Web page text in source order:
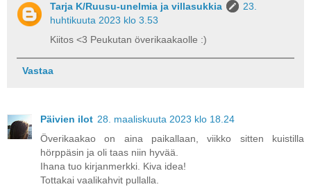
Tarja K/Ruusu-unelmia ja villasukkia
23.
huhtikuuta 2023 klo 3.53
Kiitos <3 Peukutan överikaakaolle :)
Vastaa
Päivien ilot 28. maaliskuuta 2023 klo 18.24
Överikaakao on aina paikallaan, viikko sitten kuistilla
hörppäsin ja oli taas niin hyvää.
Ihana tuo kirjanmerkki. Kiva idea!
Tottakai vaalikahvit pullalla.